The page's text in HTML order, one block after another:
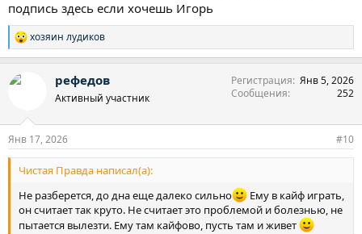
умудряюсь брать, живя в нищите.
Думал, что я самый умный и готов. Нехера я не готов. Жалости
к себе даже нету, демон живущий внутри разъедает и убивает
все. Какая это стадия? Последняя? Предпоследняя? Выйти из
игры для меня оказывается слишком сложно. Максимально
без игры - 2 месяца.
подпись здесь если хочешь Игорь
Р
е
к
хозяин лудиков
рефедов
Активный участник
Регистрация Янв 5, 2026
Сообщения
252
Янв 17, 2026 #10
Чистая Правда написал(а):
Не разберется, до дна еще далеко сильно
Ему в кайф играть,
он считает так круто. Не считает это проблемой и болезнью, не
пытается вылезти. Ему там кайфово, пусть там и живет